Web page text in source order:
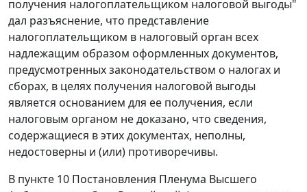
получения налогоплательщиком налоговой выгоды"
дал разъяснение, что представление
налогоплательщиком в налоговый орган всех
надлежащим образом оформленных документов,
предусмотренныхзаконодательством о налогах и
сборах, в целях получения налоговой выгоды
является основанием для ее получения, если
налоговым органом не доказано, что сведения,
содержащиеся в этих документах, неполны,
недостоверны и (или) противоречивы.
В пункте 10 Постановления Пленума Высшего